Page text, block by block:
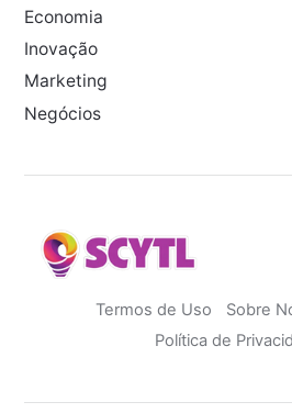
Economia
Inovação
Marketing
Negócios
Termos de Uso Sobre
Política de